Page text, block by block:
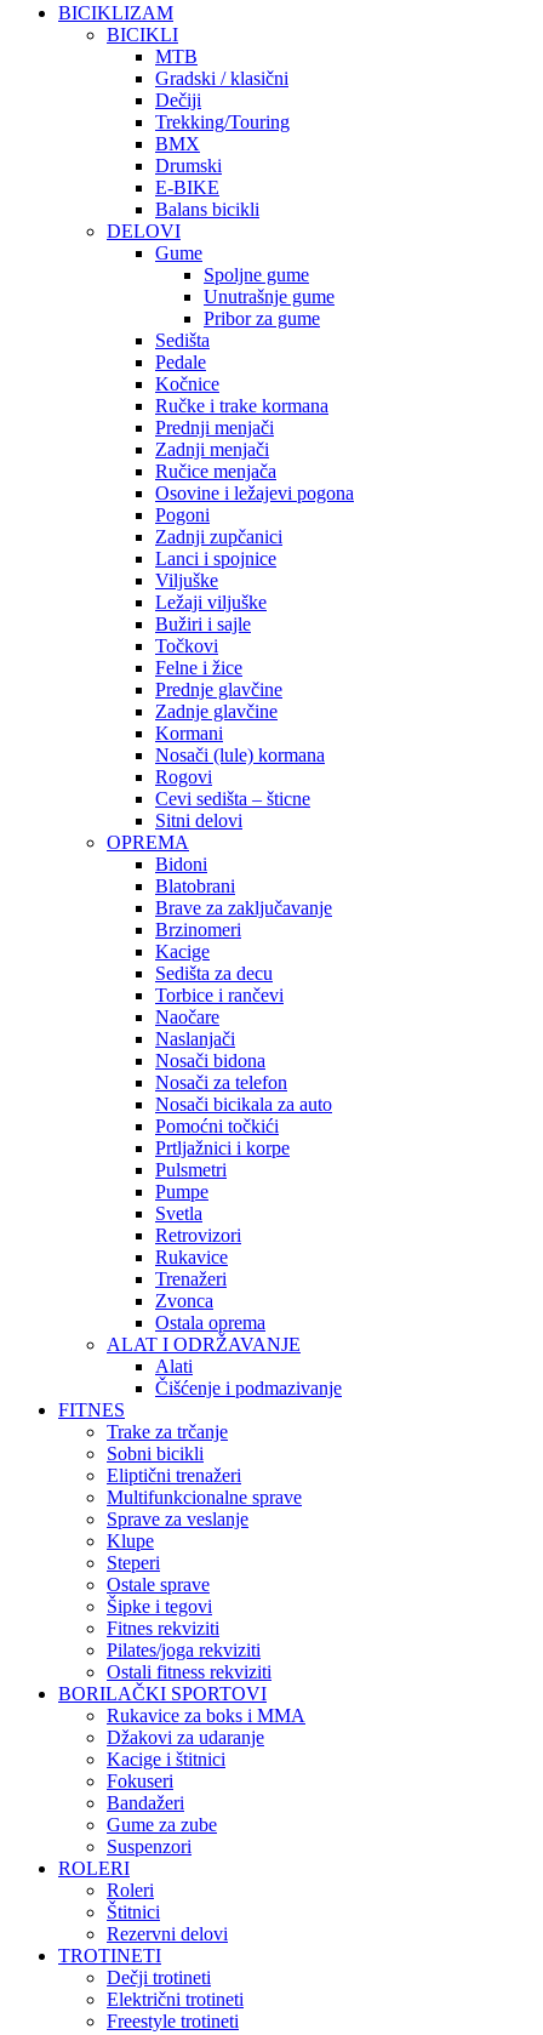
BICIKLIZAM
BICIKLI
MTB
Gradski / klasični
Dečiji
Trekking/Touring
BMX
Drumski
E-BIKE
Balans bicikli
DELOVI
Gume
Spoljne gume
Unutrašnje gume
Pribor za gume
Sedišta
Pedale
Kočnice
Ručke i trake kormana
Prednji menjači
Zadnji menjači
Ručice menjača
Osovine i ležajevi pogona
Pogoni
Zadnji zupčanici
Lanci i spojnice
Viljuške
Ležaji viljuške
Bužiri i sajle
Točkovi
Felne i žice
Prednje glavčine
Zadnje glavčine
Kormani
Nosači (lule) kormana
Rogovi
Cevi sedišta – šticne
Sitni delovi
OPREMA
Bidoni
Blatobrani
Brave za zaključavanje
Brzinomeri
Kacige
Sedišta za decu
Torbice i rančevi
Naočare
Naslanjači
Nosači bidona
Nosači za telefon
Nosači bicikala za auto
Pomoćni točkići
Prtljažnici i korpe
Pulsmetri
Pumpe
Svetla
Retrovizori
Rukavice
Trenažeri
Zvonca
Ostala oprema
ALAT I ODRŽAVANJE
Alati
Čišćenje i podmazivanje
FITNES
Trake za trčanje
Sobni bicikli
Eliptični trenažeri
Multifunkcionalne sprave
Sprave za veslanje
Klupe
Steperi
Ostale sprave
Šipke i tegovi
Fitnes rekviziti
Pilates/joga rekviziti
Ostali fitness rekviziti
BORILAČKI SPORTOVI
Rukavice za boks i MMA
Džakovi za udaranje
Kacige i štitnici
Fokuseri
Bandažeri
Gume za zube
Suspenzori
ROLERI
Roleri
Štitnici
Rezervni delovi
TROTINETI
Dečji trotineti
Električni trotineti
Freestyle trotineti